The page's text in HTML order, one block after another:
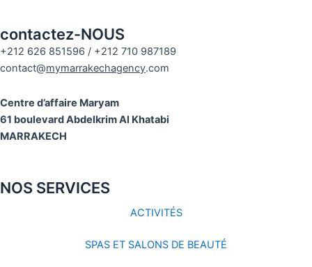
s
t
a
g
a
c
e
b
o
k
a
p
c
h
t
contactez-NOUS
+212 626 851596 / +212 710 987189
contact@mymarrakechagency.com
Centre d’affaire Maryam
61 boulevard Abdelkrim Al Khatabi
MARRAKECH
NOS SERVICES
ACTIVITÉS
SPAS ET SALONS DE BEAUTÉ